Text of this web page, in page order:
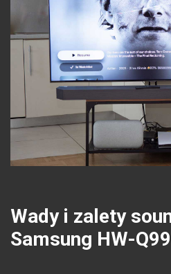
Wady i zalety
Samsung HW-